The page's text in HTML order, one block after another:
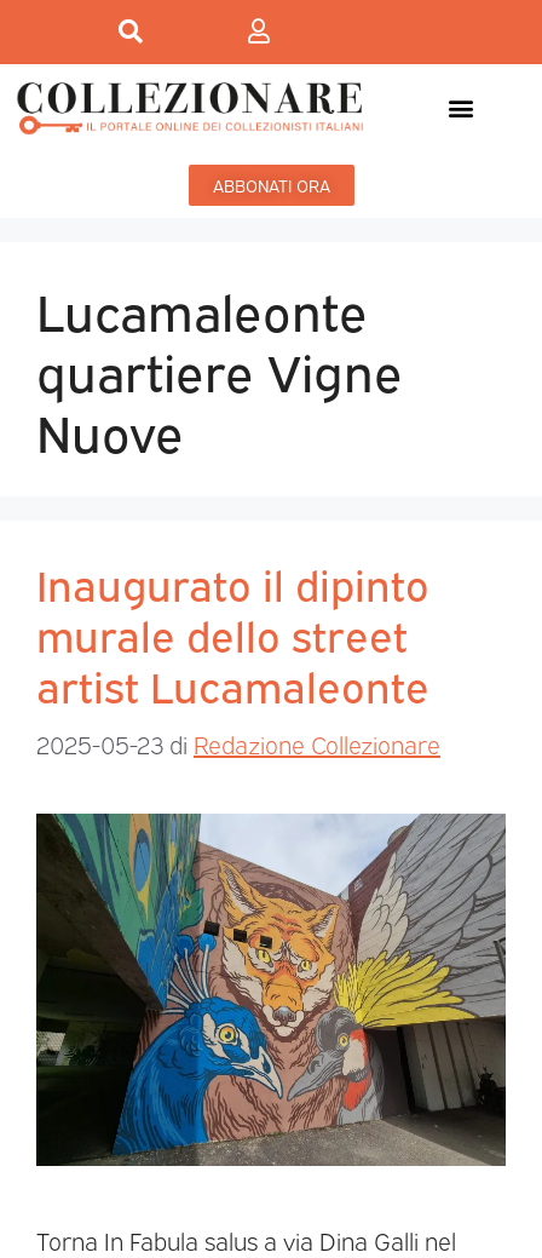
ABBONATI ORA
Lucamaleonte
quartiere Vigne
Nuove
Inaugurato il dipinto
murale dello street
artist Lucamaleonte
2025-05-23 di Redazione Collezionare
Torna In Fabula salus a via Dina Galli nel